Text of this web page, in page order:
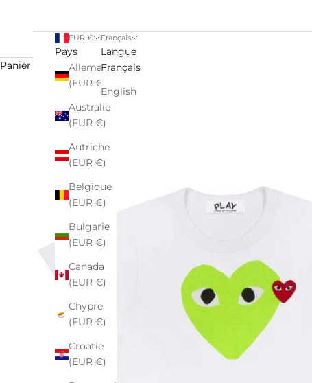
EUR €
Pays
Allemagne
(EUR €)
Australie
(EUR €)
Autriche
(EUR €)
Belgique
(EUR €)
Bulgarie
(EUR €)
Canada
(EUR €)
Chypre
(EUR €)
Croatie
(EUR €)
Français
Langue
Français
English
Panier